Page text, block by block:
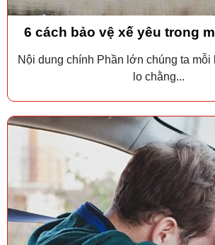
6 cách bảo vệ xế yêu trong
Nội dung chính Phần lớn chúng ta mỗi
lo chằng...